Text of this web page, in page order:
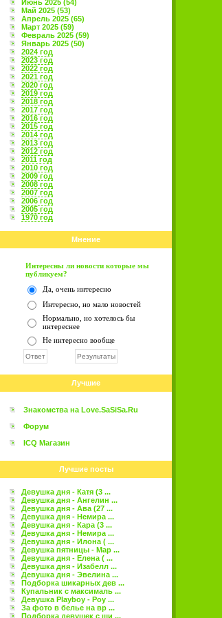
Июнь 2025 (54)
Май 2025 (53)
Апрель 2025 (65)
Март 2025 (59)
Февраль 2025 (59)
Январь 2025 (50)
2024 год
2023 год
2022 год
2021 год
2020 год
2019 год
2018 год
2017 год
2016 год
2015 год
2014 год
2013 год
2012 год
2011 год
2010 год
2009 год
2008 год
2007 год
2006 год
2005 год
1970 год
Мнение
Интересны ли новости которые мы
публикуем?
Да, очень интересно
Интересно, но мало новостей
Нормально, но хотелось бы
интереснее
Не интересно вообще
Лучшие
Знакомства на Love.SaSiSa.Ru
Форум
ICQ Магазин
Лучшие посты
Девушка дня - Катя (3 ...
Девушка дня - Ангелин ...
Девушка дня - Ава (27 ...
Девушка дня - Немира ...
Девушка дня - Кара (3 ...
Девушка дня - Немира ...
Девушка дня - Илона ( ...
Девушка пятницы - Мар ...
Девушка дня - Елена ( ...
Девушка дня - Изабелл ...
Девушка дня - Эвелина ...
Подборка шикарных дев ...
Купальник с максималь ...
Девушка Playboy - Роу ...
За фото в белье на вр ...
Подборка девушек с ши ...